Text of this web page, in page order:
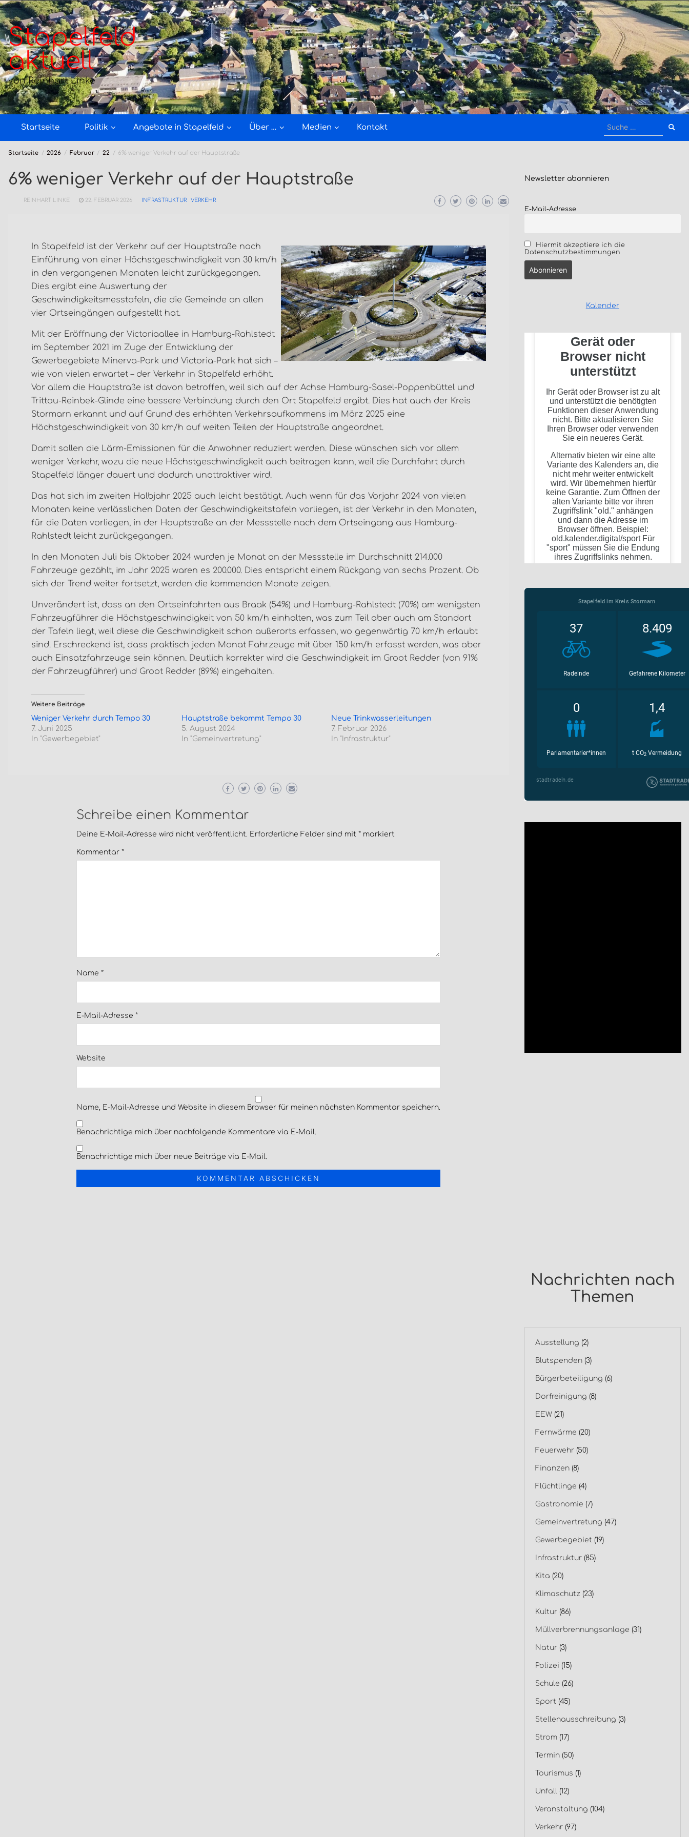
Zum
Inhalt
springen
Stapelfeld
aktuell
von Reinhart Linke
Startseite Politik Angebote in Stapelfeld Über … Medien Kontakt
Suche
Startseite 2026 Februar 22 6% weniger Verkehr auf der Hauptstraße
6% weniger Verkehr auf der Hauptstraße
REINHART LINKE 22. FEBRUAR 2026 INFRASTRUKTUR VERKEHR
In Stapelfeld ist der Verkehr auf der Hauptstraße nach
Einführung von einer Höchstgeschwindigkeit von 30 km/h
in den vergangenen Monaten leicht zurückgegangen.
Dies ergibt eine Auswertung der
Geschwindigkeitsmesstafeln, die die Gemeinde an allen
vier Ortseingängen aufgestellt hat.
Mit der Eröffnung der Victoriaallee in Hamburg-Rahlstedt
im September 2021 im Zuge der Entwicklung der
Gewerbegebiete Minerva-Park und Victoria-Park hat sich –
wie von vielen erwartet – der Verkehr in Stapelfeld erhöht.
Vor allem die Hauptstraße ist davon betroffen, weil sich auf der Achse Hamburg-Sasel-Poppenbüttel und
Trittau-Reinbek-Glinde eine bessere Verbindung durch den Ort Stapelfeld ergibt. Dies hat auch der Kreis
Stormarn erkannt und auf Grund des erhöhten Verkehrsaufkommens im März 2025 eine
Höchstgeschwindigkeit von 30 km/h auf weiten Teilen der Hauptstraße angeordnet.
Damit sollen die Lärm-Emissionen für die Anwohner reduziert werden. Diese wünschen sich vor allem
weniger Verkehr, wozu die neue Höchstgeschwindigkeit auch beitragen kann, weil die Durchfahrt durch
Stapelfeld länger dauert und dadurch unattraktiver wird.
Das hat sich im zweiten Halbjahr 2025 auch leicht bestätigt. Auch wenn für das Vorjahr 2024 von vielen
Monaten keine verlässlichen Daten der Geschwindigkeitstafeln vorliegen, ist der Verkehr in den Monaten,
für die Daten vorliegen, in der Hauptstraße an der Messstelle nach dem Ortseingang aus Hamburg-
Rahlstedt leicht zurückgegangen.
In den Monaten Juli bis Oktober 2024 wurden je Monat an der Messstelle im Durchschnitt 214.000
Fahrzeuge gezählt, im Jahr 2025 waren es 200.000. Dies entspricht einem Rückgang von sechs Prozent. Ob
sich der Trend weiter fortsetzt, werden die kommenden Monate zeigen.
Unverändert ist, dass an den Ortseinfahrten aus Braak (54%) und Hamburg-Rahlstedt (70%) am wenigsten
Fahrzeugführer die Höchstgeschwindigkeit von 50 km/h einhalten, was zum Teil aber auch am Standort
der Tafeln liegt, weil diese die Geschwindigkeit schon außerorts erfassen, wo gegenwärtig 70 km/h erlaubt
sind. Erschreckend ist, dass praktisch jeden Monat Fahrzeuge mit über 150 km/h erfasst werden, was aber
auch Einsatzfahrzeuge sein können. Deutlich korrekter wird die Geschwindigkeit im Groot Redder (von 91%
der Fahrzeugführer) und Groot Redder (89%) eingehalten.
Weitere Beiträge
Weniger Verkehr durch Tempo 30
7. Juni 2025
In "Gewerbegebiet"
Hauptstraße bekommt Tempo 30
5. August 2024
In "Gemeinvertretung"
Neue Trinkwasserleitungen
7. Februar 2026
In "Infrastruktur"
Schreibe einen Kommentar
Deine E-Mail-Adresse wird nicht veröffentlicht. Erforderliche Felder sind mit* markiert
Kommentar*
Name*
E-Mail-Adresse*
Website
Name, E-Mail-Adresse und Website in diesem Browser für meinen nächsten Kommentar speichern.
Benachrichtige mich über nachfolgende Kommentare via E-Mail.
Benachrichtige mich über neue Beiträge via E-Mail.
Newsletter abonnieren
E-Mail-Adresse
Hiermit akzeptiere ich die
Datenschutzbestimmungen
Kalender
Nachrichten nach
Themen
Ausstellung (2)
Blutspenden(3)
Bürgerbeteiligung (6)
Dorfreinigung (8)
EEW(21)
Fernwärme (20)
Feuerwehr(50)
Finanzen(8)
Flüchtlinge (4)
Gastronomie (7)
Gemeinvertretung (47)
Gewerbegebiet (19)
Infrastruktur(85)
Kita (20)
Klimaschutz (23)
Kultur(86)
Müllverbrennungsanlage (31)
Natur(3)
Polizei (15)
Schule (26)
Sport (45)
Stellenausschreibung (3)
Strom(17)
Termin(50)
Tourismus (1)
Unfall (12)
Veranstaltung (104)
Verkehr(97)